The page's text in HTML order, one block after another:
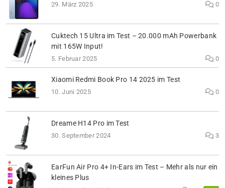
29. März 2025 0
Cuktech 15 Ultra im Test – 20.000 mAh Powerbank
mit 165W Input!
5. Februar 2025 0
Xiaomi Redmi Book Pro 14 2025 im Test
10. Juni 2025 0
Dreame H14 Pro im Test
30. September 2024 3
EarFun Air Pro 4+ In-Ears im Test – Mehr als nur ein
kleines Plus